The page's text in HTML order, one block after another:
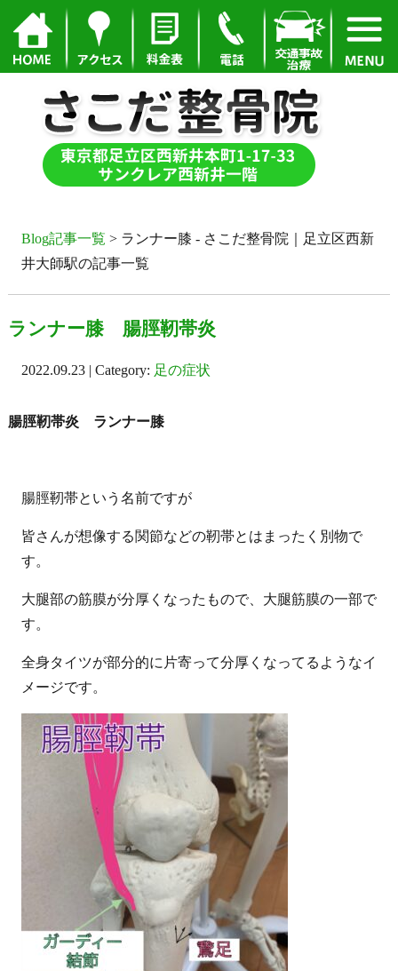
Blog記事一覧 > ランナー膝 - さこだ整骨院｜足立区西新
井大師駅の記事一覧
ランナー膝 腸脛靭帯炎
2022.09.23 | Category: 足の症状
腸脛靭帯炎 ランナー膝
腸脛靭帯という名前ですが
皆さんが想像する関節などの靭帯とはまったく別物で
す。
大腿部の筋膜が分厚くなったもので、大腿筋膜の一部で
す。
全身タイツが部分的に片寄って分厚くなってるようなイ
メージです。